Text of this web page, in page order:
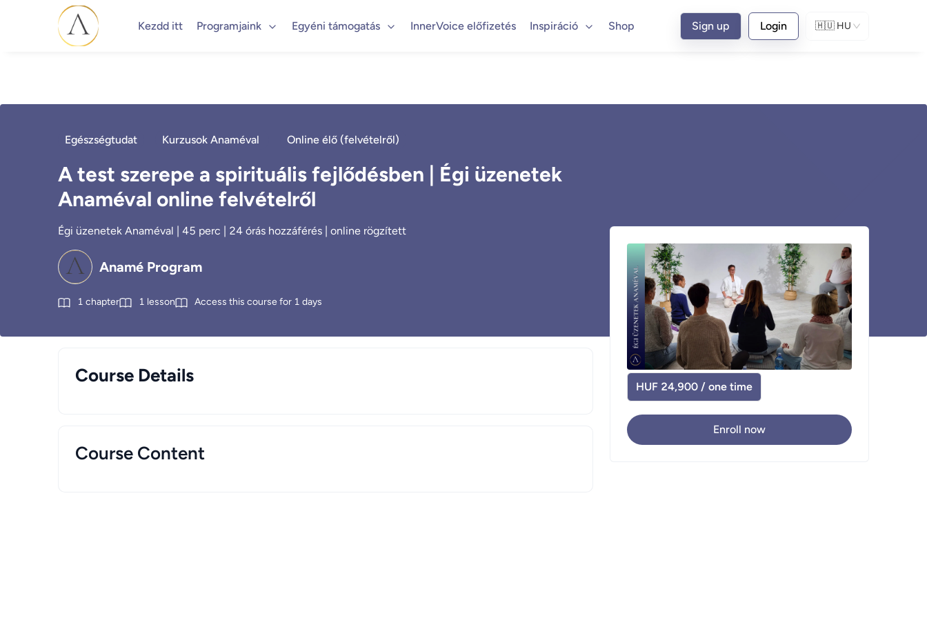
Kezdd itt Programjaink Egyéni támogatás InnerVoice előfizetés Inspiráció Shop Sign up Login 🇭🇺 HU
Egészségtudat Kurzusok Anaméval Online élő (felvételről)
A test szerepe a spirituális fejlődésben | Égi üzenetek
Anaméval online felvételről
Égi üzenetek Anaméval | 45 perc | 24 órás hozzáférés | online rögzített
Anamé Program
1 chapter 1 lesson Access this course for 1 days
Course Details
Course Content
HUF 24,900 / one time
Enroll now